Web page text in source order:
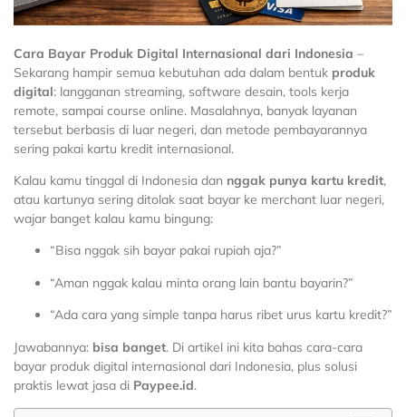
Cara Bayar Produk Digital Internasional dari Indonesia –
Sekarang hampir semua kebutuhan ada dalam bentuk produk
digital: langganan streaming, software desain, tools kerja
remote, sampai course online. Masalahnya, banyak layanan
tersebut berbasis di luar negeri, dan metode pembayarannya
sering pakai kartu kredit internasional.
Kalau kamu tinggal di Indonesia dan nggak punya kartu kredit,
atau kartunya sering ditolak saat bayar ke merchant luar negeri,
wajar banget kalau kamu bingung:
“Bisa nggak sih bayar pakai rupiah aja?”
“Aman nggak kalau minta orang lain bantu bayarin?”
“Ada cara yang simple tanpa harus ribet urus kartu kredit?”
Jawabannya: bisa banget. Di artikel ini kita bahas cara-cara
bayar produk digital internasional dari Indonesia, plus solusi
praktis lewat jasa di Paypee.id.